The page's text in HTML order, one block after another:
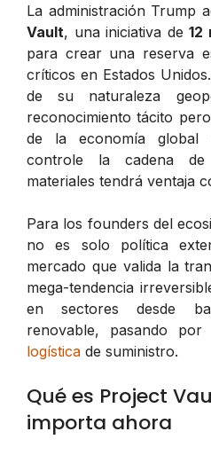
La administración Trump
Vault, una iniciativa de 12
para crear una reserva
críticos en Estados
de su naturaleza
reconocimiento tácito
de la economía global
controle la cadena
materiales tendrá ventaja
Para los founders del
no es solo política
mercado que valida la
mega-tendencia
en sectores desde
renovable, pasando
logística de suministro.
Qué es Project
importa ahora